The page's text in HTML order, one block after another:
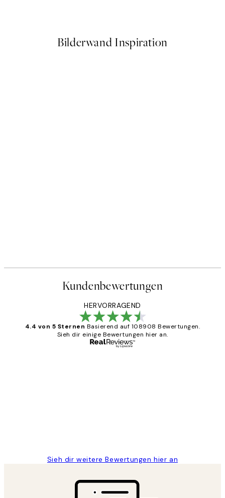
Bilderwand Inspiration
Kundenbewertungen
HERVORRAGEND
4.4 von 5 Sternen Basierend auf 108908 Bewertungen.
Sieh dir einige Bewertungen hier an.
Sieh dir weitere Bewertungen hier an